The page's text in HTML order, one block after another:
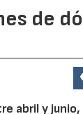
de
abril y